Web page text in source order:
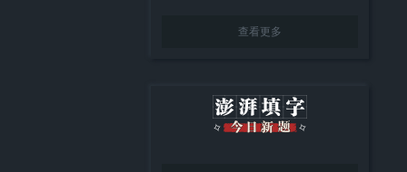
查看更多